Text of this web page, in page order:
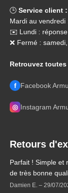
🕒 Service client :
Mardi au
✉️ Lundi :
❌ Fermé :
Retrouvez
f Facebook
◎ Instagram
Retours
Parfait ! Simple et
de très bonne
Damien E. – 29/07/